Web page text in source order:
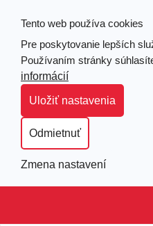
Tento web používa cookies
Pre poskytovanie lepších
Používaním stránky
informácií
Uložiť nastavenia
Odmietnuť
Zmena nastavení